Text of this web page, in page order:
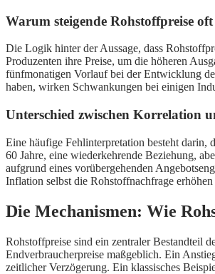
Warum steigende Rohstoffpreise
Die Logik hinter der Aussage, dass
Produzenten ihre Preise, um die höheren
fünfmonatigen Vorlauf bei der Entwicklung
haben, wirken Schwankungen bei einigen
Unterschied zwischen Korrelation
Eine häufige Fehlinterpretation besteht
60 Jahre, eine wiederkehrende Beziehung,
aufgrund eines vorübergehenden
Inflation selbst die Rohstoffnachfrage
Die Mechanismen: Wie
Rohstoffpreise sind ein zentraler Bestandteil
Endverbraucherpreise maßgeblich. Ein
zeitlicher Verzögerung. Ein klassisches